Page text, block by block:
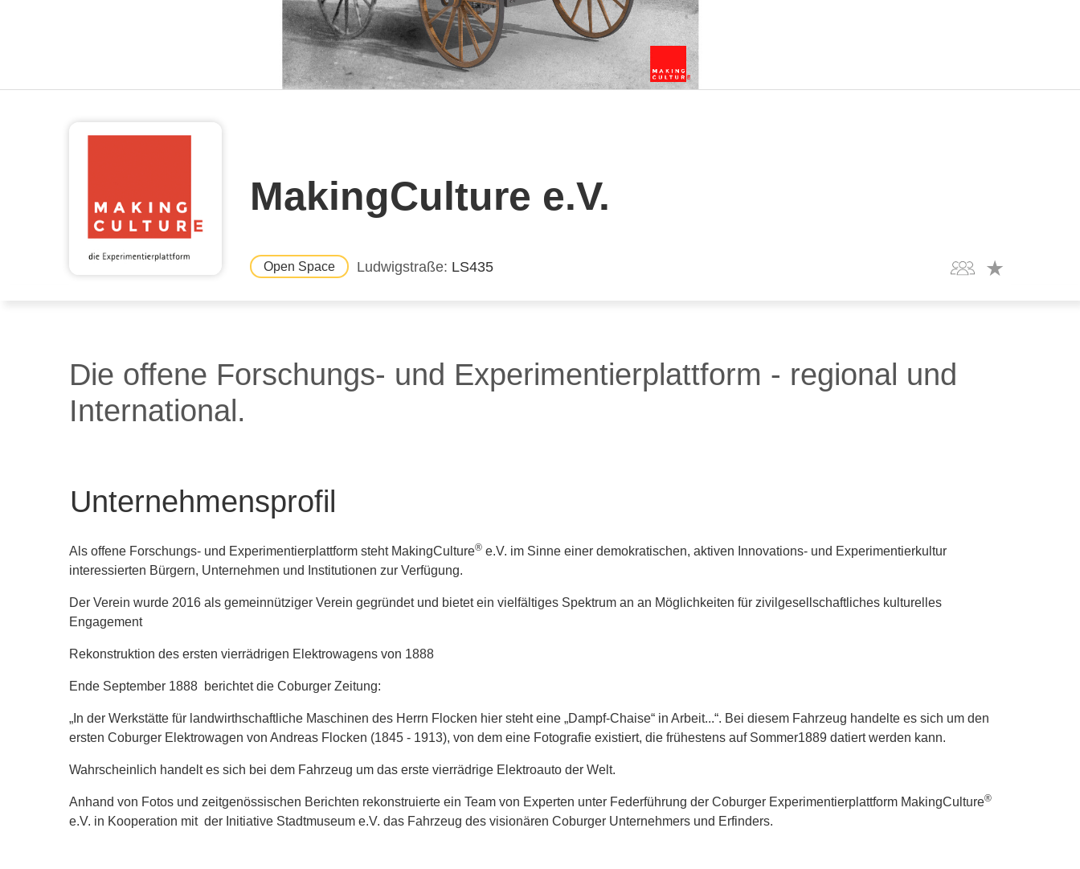
MakingCulture e.V.
Open Space Ludwigstraße LS435
Die offene Forschungs- und Experimentierplattform - regional und
International.
Unternehmensprofil
Als offene Forschungs- und Experimentierplattform steht MakingCulture® e.V. im Sinne einer demokratischen, aktiven Innovations- und Experimentierkultur
interessierten Bürgern, Unternehmen und Institutionen zur Verfügung.
Der Verein wurde 2016 als gemeinnütziger Verein gegründet und bietet ein vielfältiges Spektrum an an Möglichkeiten für zivilgesellschaftliches kulturelles
Engagement
Rekonstruktion des ersten vierrädrigen Elektrowagens von 1888
Ende September 1888 berichtet die Coburger Zeitung:
„In der Werkstätte für landwirthschaftliche Maschinen des Herrn Flocken hier steht eine „Dampf-Chaise“ in Arbeit...“. Bei diesem Fahrzeug handelte es sich um den
ersten Coburger Elektrowagen von Andreas Flocken (1845 - 1913), von dem eine Fotografie existiert, die frühestens auf Sommer1889 datiert werden kann.
Wahrscheinlich handelt es sich bei dem Fahrzeug um das erste vierrädrige Elektroauto der Welt.
Anhand von Fotos und zeitgenössischen Berichten rekonstruierte ein Team von Experten unter Federführung der Coburger Experimentierplattform MakingCulture®
e.V. in Kooperation mit der Initiative Stadtmuseum e.V. das Fahrzeug des visionären Coburger Unternehmers und Erfinders.